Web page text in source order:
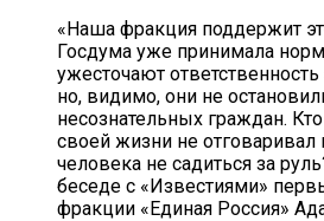
«Наша фракция поддержит
Госдума уже принимала
ужесточают
но, видимо, они не
несознательных граждан.
своей жизни не отговаривал
человека не садиться за
беседе с «Известиями»
фракции «Единая Россия»